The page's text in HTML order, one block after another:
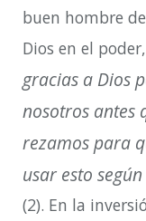
buen hombre
Dios en el
gracias a Dios
nosotros antes
rezamos para
usar esto
(2). En la